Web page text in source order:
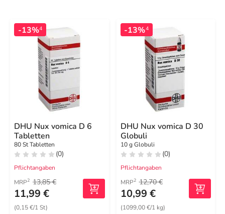
-13%4
DHU Nux vomica D 6
Tabletten
80 St Tabletten
(0)
Pflichtangaben
MRP2 13,85 €
11,99 €
(0,15 €/1 St)
-13%4
DHU Nux vomica D 30
Globuli
10 g Globuli
(0)
Pflichtangaben
MRP2 12,70 €
10,99 €
(1099,00 €/1 kg)